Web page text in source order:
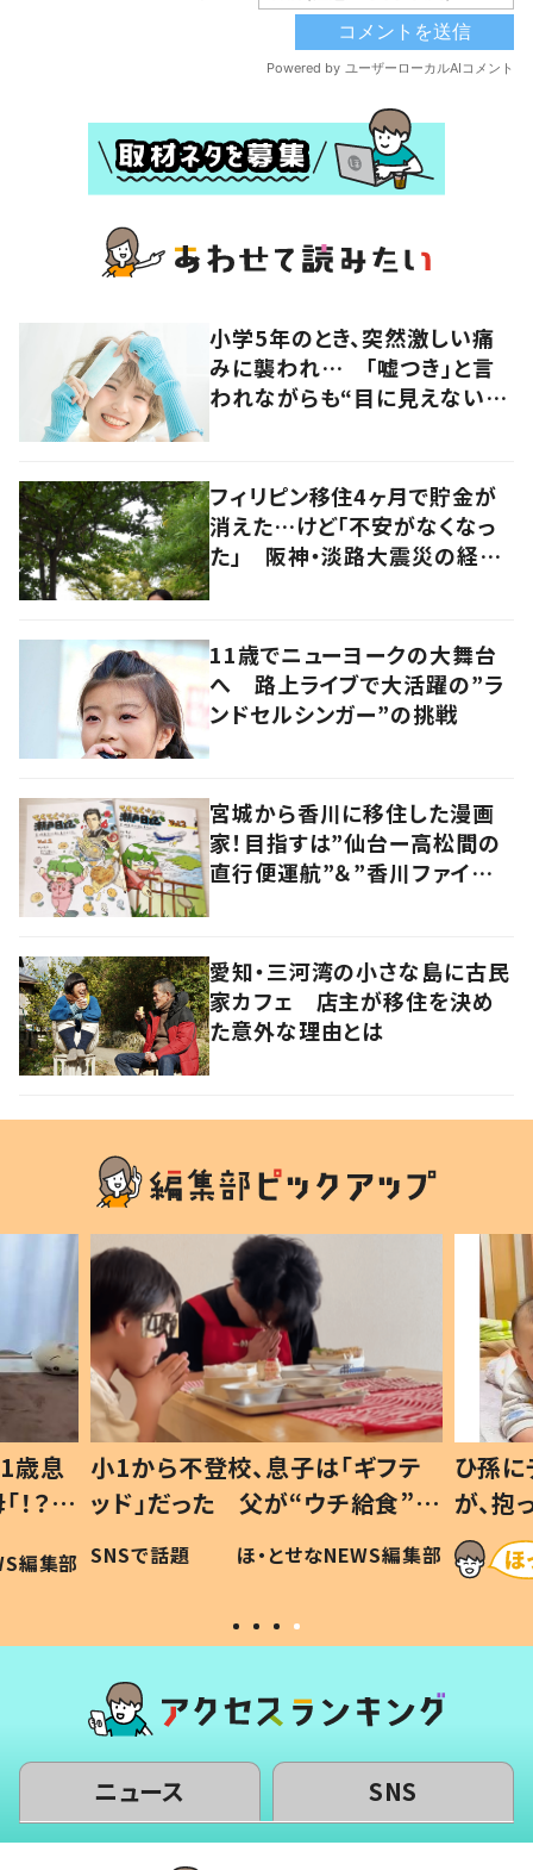
小学5年のとき、突然激しい痛
みに襲われ… 「嘘つき」と言
われながらも“目に見えない
フィリピン移住4ヶ月で貯金が
消えた…けど「不安がなくなっ
た」 阪神・淡路大震災の経験
11歳でニューヨークの大舞台
へ 路上ライブで大活躍の”ラ
ンドセルシンガー”の挑戦
宮城から香川に移住した漫画
家！目指すは”仙台ー高松間の
直行便運航”＆”香川ファイブア
愛知・三河湾の小さな島に古民
家カフェ 店主が移住を決め
た意外な理由とは
フテ
食”を
編集部
ひ孫にデレデレな80歳じいじ
が、抱っこすると…ひ孫の反応に
「涙が出ました」「可愛くて仕方な
い」
ほ・とせなNEWS編集部
ニュース SNS